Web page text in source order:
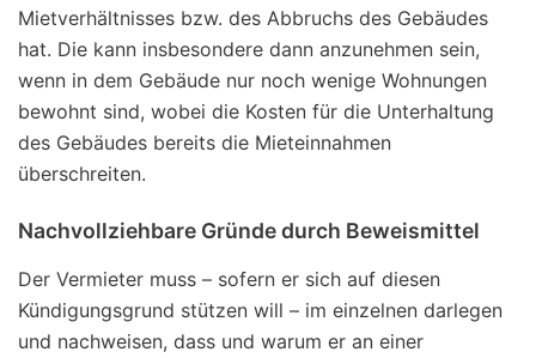
Mietverhältnisses bzw. des Abbruchs des Gebäudes
hat. Die kann insbesondere dann anzunehmen sein,
wenn in dem Gebäude nur noch wenige Wohnungen
bewohnt sind, wobei die Kosten für die Unterhaltung
des Gebäudes bereits die Mieteinnahmen
überschreiten.
Nachvollziehbare Gründe durch Beweismittel
Der Vermieter muss – sofern er sich auf diesen
Kündigungsgrund stützen will – im einzelnen darlegen
und nachweisen, dass und warum er an einer